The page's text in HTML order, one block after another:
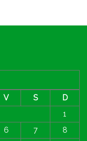
V S
D
1
6 7
8